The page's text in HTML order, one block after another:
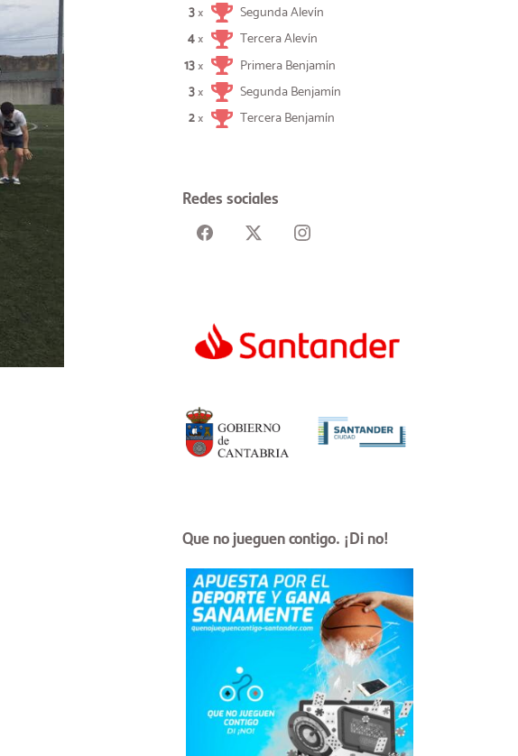
3×
Segunda Alevín
4×
Tercera Alevín
13×
Primera Benjamín
3×
Segunda Benjamín
2× Tercera Benjamín
Redes sociales
Que no jueguen contigo. ¡Di no!